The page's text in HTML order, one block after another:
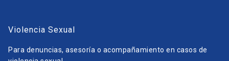
Violencia Sexual
Para denuncias, asesoría o acompañamiento en casos de